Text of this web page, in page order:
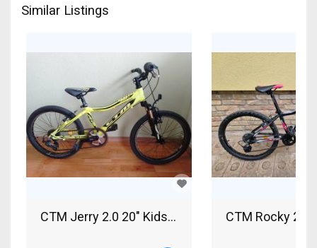
Similar Listings
CTM Jerry 2.0 20" Kids Bikes / Children Bikes
CTM Rocky 2.0